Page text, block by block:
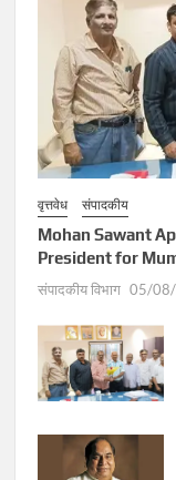
वृत्तवेध संपादकीय
Mohan Sawant
President for
संपादकीय विभाग 05/